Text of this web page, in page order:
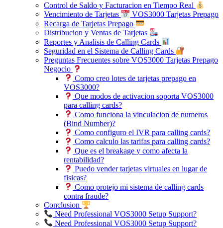
Control de Saldo y Facturacion en Tiempo Real
Vencimiento de Tarjetas
VOS3000 Tarjetas Prepago
Recarga de Tarjetas Prepago
Distribucion y Ventas de Tarjetas
Reportes y Analisis de Calling Cards
Seguridad en el Sistema de Calling Cards
Preguntas Frecuentes sobre VOS3000 Tarjetas Prepago
Negocio
Como creo lotes de tarjetas prepago en
VOS3000?
Que modos de activacion soporta VOS3000
para calling cards?
Como funciona la vinculacion de numeros
(Bind Number)?
Como configuro el IVR para calling cards?
Como calculo las tarifas para calling cards?
Que es el breakage y como afecta la
rentabilidad?
Puedo vender tarjetas virtuales en lugar de
fisicas?
Como protejo mi sistema de calling cards
contra fraude?
Conclusion
Need Professional VOS3000 Setup Support?
Need Professional VOS3000 Setup Support?